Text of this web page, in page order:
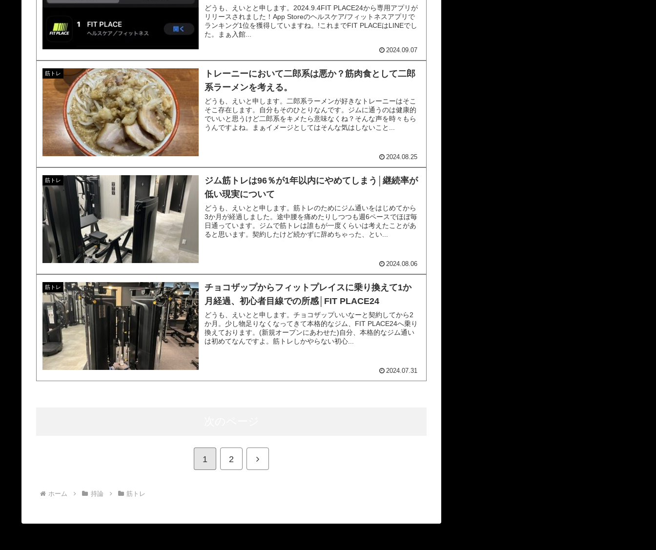
どうも、えいとと申します。2024.9.4FIT PLACE24から専用アプリが
リリースされました！App Storeのヘルスケア/フィットネスアプリで
ランキング1位を獲得していますね。!これまでFIT PLACEはLINEでし
た。まぁ入館...
2024.09.07
筋トレ
トレーニーにおいて二郎系は悪か？筋肉食として二郎
系ラーメンを考える。
どうも、えいと申します。二郎系ラーメンが好きなトレーニーはそこ
そこ存在します。自分もそのひとりなんです。ジムに通うのは健康的
でいいと思うけど二郎系をキメたら意味なくね？そんな声を時々もら
うんですよね。まぁイメージとしてはそんな気はしないこと...
2024.08.25
筋トレ
ジム筋トレは96％が1年以内にやめてしまう│継続率が
低い現実について
どうも、えいとと申します。筋トレのためにジム通いをはじめてから
3か月が経過しました。途中腰を痛めたりしつつも週6ペースでほぼ毎
日通っています。ジムで筋トレは誰もが一度くらいは考えたことがあ
ると思います。契約したけど続かずに辞めちゃった、とい...
2024.08.06
筋トレ
チョコザップからフィットプレイスに乗り換えて1か
月経過、初心者目線での所感│FIT PLACE24
どうも、えいとと申します。チョコザップいいなーと契約してから2
か月。少し物足りなくなってきて本格的なジム、FIT PLACE24へ乗り
換えております。(新規オープンにあわせた)自分、本格的なジム通い
は初めてなんですよ。筋トレしかやらない初心...
2024.07.31
1 2 次
ホーム 持論 筋トレ